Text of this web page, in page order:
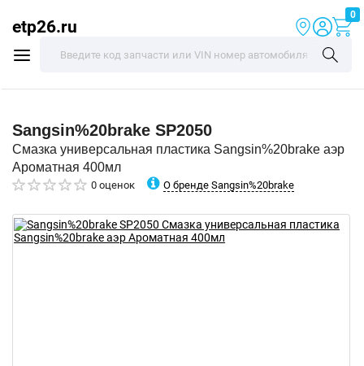
etp26.ru
0
Sangsin%20brake SP2050
Смазка универсальная пластика Sangsin%20brake аэр
Ароматная 400мл
0 оценок О бренде Sangsin%20brake